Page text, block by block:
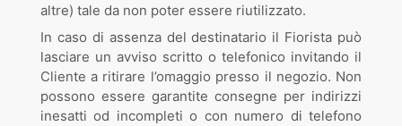
altre) tale da non poter essere riutilizzato.
In caso di assenza del destinatario il Fiorista può
lasciare un avviso scritto o telefonico invitando il
Cliente a ritirare l’omaggio presso il negozio. Non
possono essere garantite consegne per indirizzi
inesatti od incompleti o con numero di telefono